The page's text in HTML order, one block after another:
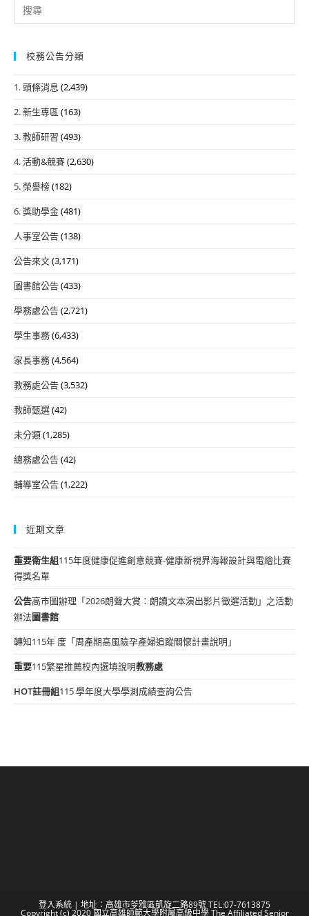
Search
for:
校務公告分類
1. 頭條消息 (2,439)
2. 新生專區 (163)
3. 教師研習 (493)
4. 活動&競賽(2,630)
5. 榮譽榜(182)
6. 獎助學金(481)
人事室公告(138)
公告來文(3,171)
圖書館公告(433)
學務處公告(2,721)
學生事務(6,433)
家長事務(4,564)
教務處公告(3,532)
教師甄選(42)
未分類(1,285)
總務處公告(42)
輔導室公告(1,222)
近期文章
重要衛生組115年度健康促進創意競賽-健康新視界海報設計與電繪比賽
得獎名單
公告高市圖辦理「2026朗聲大賞：朗讀文本演出影片徵選活動」之活動
辦法圖書館
轉知115年 度「周產期高風險孕產婦追蹤關懷計畫說明」
重要115繁星推薦校內選填說明教務處
HOT註冊組115 學年度大學學測成績查詢公告
登入系統 | 地址：高雄市苓雅區凱旋二路89號 TEL:07-7613875
Copyright (c) 2020 國立高雄師範大學附屬高級中學 The Affiliated Senior